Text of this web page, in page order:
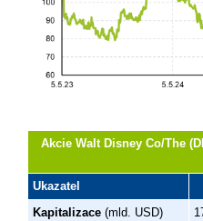
Akcie Walt Disney Co/The
Ukazatel
Kapitalizace (mld. USD)